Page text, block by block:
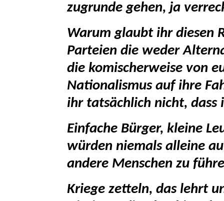
zugrunde gehen, ja
Warum glaubt ihr diesen
Parteien die weder
die komischerweise von
Nationalismus auf ihre
ihr tatsächlich nicht,
Einfache Bürger, kleine
würden niemals alleine
andere Menschen zu
Kriege zetteln, das lehrt